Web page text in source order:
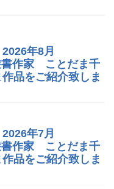
2026年8月
書作家 ことだま千
品をご紹介致しま
2026年7月
書作家 ことだま千
品をご紹介致しま